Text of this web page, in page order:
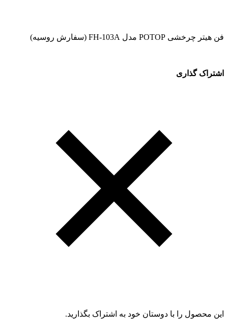
فن هیتر چرخشی POTOP مدل FH-103A (سفارش روسیه)
اشتراک گذاری
این محصول را با دوستان خود به اشتراک بگذارید.